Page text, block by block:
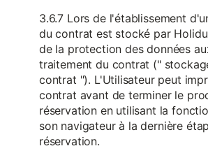
3.6.7 Lors de l'établissement
du contrat est stocké par
de la protection des données
traitement du contrat ("
contrat "). L'Utilisateur peut
contrat avant de terminer le
réservation en utilisant la
son navigateur à la dernière
réservation.